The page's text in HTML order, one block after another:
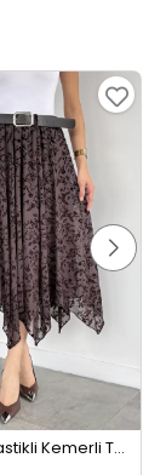
Kadın Bel Lastikli Kemerli Tül Flog Etek Kahve